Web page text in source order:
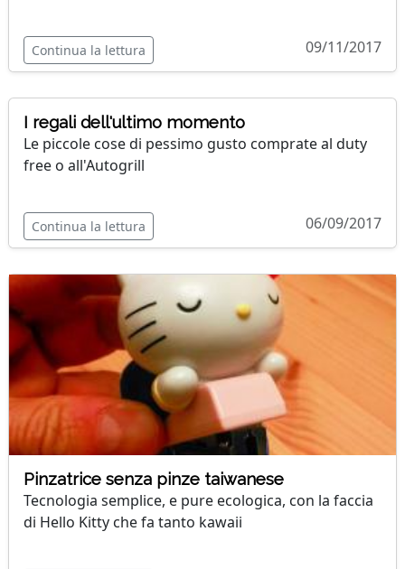
Continua la lettura 09/11/2017
I regali dell'ultimo momento
Le piccole cose di pessimo gusto comprate al duty
free o all'Autogrill
Continua la lettura 06/09/2017
Pinzatrice senza pinze taiwanese
Tecnologia semplice, e pure ecologica, con la faccia
di Hello Kitty che fa tanto kawaii